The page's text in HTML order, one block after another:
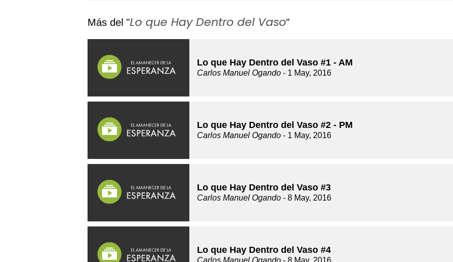
Más del "Lo que Hay Dentro del Vaso"
Lo que Hay Dentro del Vaso #1 - AM
Carlos Manuel Ogando - 1 May, 2016
Lo que Hay Dentro del Vaso #2 - PM
Carlos Manuel Ogando - 1 May, 2016
Lo que Hay Dentro del Vaso #3
Carlos Manuel Ogando - 8 May, 2016
Lo que Hay Dentro del Vaso #4
Carlos Manuel Ogando - 8 May, 2016